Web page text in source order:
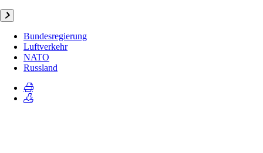
Bundesregierung
Luftverkehr
NATO
Russland